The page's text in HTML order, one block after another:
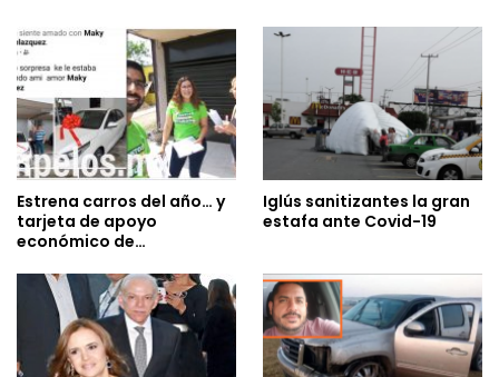
Estrena carros del año… y
tarjeta de apoyo
económico de…
Iglús sanitizantes la gran
estafa ante Covid-19